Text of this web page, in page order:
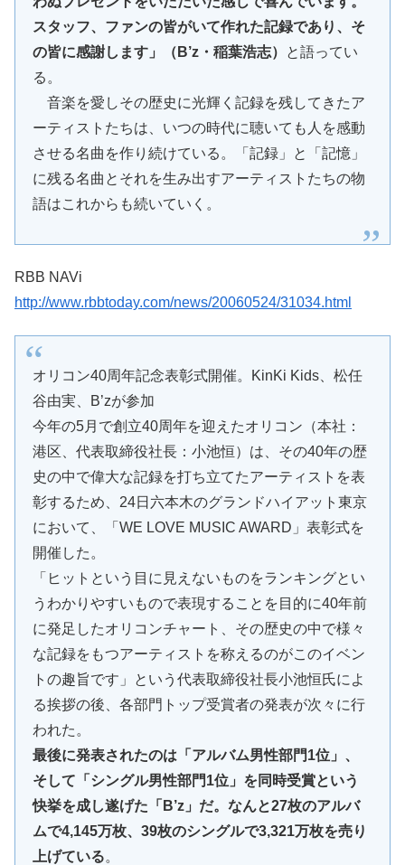
スタッフ、ファンの皆がいて作れた記録であり、そ
の皆に感謝します」（B’z・稲葉浩志）
と語ってい
る。
音楽を愛しその歴史に光輝く記録を残してきたア
ーティストたちは、いつの時代に聴いても人を感動
させる名曲を作り続けている。「記録」と「記憶」
に残る名曲とそれを生み出すアーティストたちの物
語はこれからも続いていく。
RBB NAVi
http://www.rbbtoday.com/news/20060524/31034.html
オリコン40周年記念表彰式開催。KinKi Kids、松任
谷由実、B’zが参加
今年の5月で創立40周年を迎えたオリコン（本社：
港区、代表取締役社長：小池恒）は、その40年の歴
史の中で偉大な記録を打ち立てたアーティストを表
彰するため、24日六本木のグランドハイアット東京
において、「WE LOVE MUSIC AWARD」表彰式を
開催した。
「ヒットという目に見えないものをランキングとい
うわかりやすいもので表現することを目的に40年前
に発足したオリコンチャート、その歴史の中で様々
な記録をもつアーティストを称えるのがこのイベン
トの趣旨です」という代表取締役社長小池恒氏によ
る挨拶の後、各部門トップ受賞者の発表が次々に行
われた。
最後に発表されたのは「アルバム男性部門1位」、
そして「シングル男性部門1位」を同時受賞という
快挙を成し遂げた「B’z」だ。なんと27枚のアルバ
ムで4,145万枚、39枚のシングルで3,321万枚を売り
上げている。